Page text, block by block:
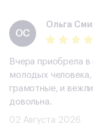
ОС
Ольга
Вчера приобрела
молодых
грамотные, и
довольна.
02 Августа 2026